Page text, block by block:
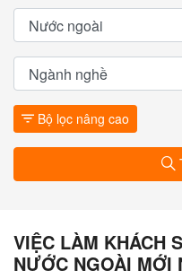
Bộ lọc nâng cao
VIỆC LÀM KHÁCH
NƯỚC NGOÀI MỚI